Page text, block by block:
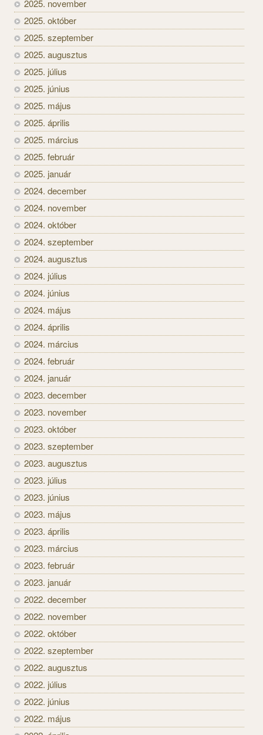
2025. november
2025. október
2025. szeptember
2025. augusztus
2025. július
2025. június
2025. május
2025. április
2025. március
2025. február
2025. január
2024. december
2024. november
2024. október
2024. szeptember
2024. augusztus
2024. július
2024. június
2024. május
2024. április
2024. március
2024. február
2024. január
2023. december
2023. november
2023. október
2023. szeptember
2023. augusztus
2023. július
2023. június
2023. május
2023. április
2023. március
2023. február
2023. január
2022. december
2022. november
2022. október
2022. szeptember
2022. augusztus
2022. július
2022. június
2022. május